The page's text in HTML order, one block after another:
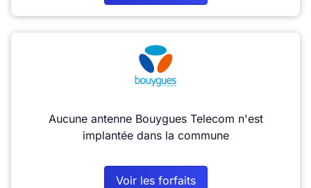
Aucune antenne Bouygues Telecom n'est
implantée dans la commune
Voir les forfaits